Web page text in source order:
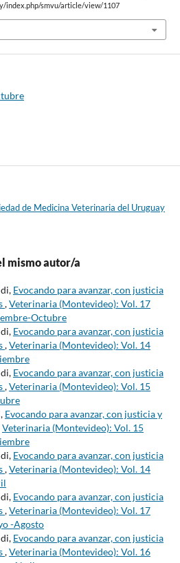
index.php/smvu/article/view/1107
de Medicina Veterinaria del Uruguay
mismo autor/a
Evocando para avanzar, con justicia
,Veterinaria (Montevideo): Vol. 17
Octubre
Evocando para avanzar, con justicia
,Veterinaria (Montevideo): Vol. 14
Evocando para avanzar, con justicia
,Veterinaria (Montevideo): Vol. 15
Evocando para avanzar, con justicia y
Veterinaria (Montevideo): Vol. 15
Evocando para avanzar, con justicia
,Veterinaria (Montevideo): Vol. 14
Evocando para avanzar, con justicia
,Veterinaria (Montevideo): Vol. 17
-Agosto
Evocando para avanzar, con justicia
,Veterinaria (Montevideo): Vol. 16